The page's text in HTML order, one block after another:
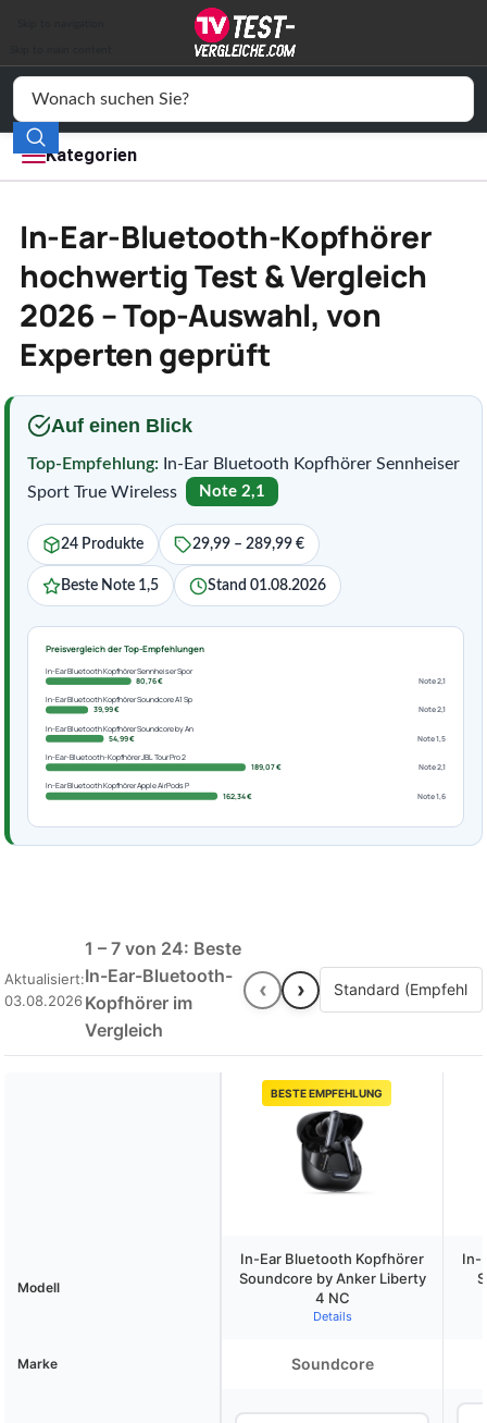
Kategorien
Elektronik
Freizeit
Wohnen
Service
Vergleichssiegel
In-Ear-Bluetooth-Kopfhörer
hochwertig Test & Vergleich
2026 – Top-Auswahl, von
Experten geprüft
Auf einen Blick
Top-Empfehlung: In-Ear Bluetooth Kopfhörer Sennheiser
Sport True Wireless
Note 2,1
24 Produkte 29,99 – 289,99 €
Beste Note 1,5 Stand 01.08.2026
Preisvergleich der Top-Empfehlungen
In-Ear Bluetooth Kopfhörer Sennheiser Spor
80,76 €
Note 2,1
In-Ear Bluetooth Kopfhörer Soundcore A1 Sp
39,99 €
Note 2,1
In-Ear Bluetooth Kopfhörer Soundcore by An
54,99 €
Note 1,5
In-Ear-Bluetooth-Kopfhörer JBL Tour Pro 2
189,07 €
Note 2,1
In-Ear Bluetooth Kopfhörer Apple AirPods P
162,34 €
Note 1,6
Aktualisiert:
03.08.2026
1 – 7 von 24: Beste
In-Ear-Bluetooth-
Kopfhörer im
Vergleich
‹ ›
BESTE EMPFEHLUNG
Modell
In-Ear Bluetooth Kopfhörer
Soundcore by Anker Liberty
4 NC
Details
In-
Marke Soundcore